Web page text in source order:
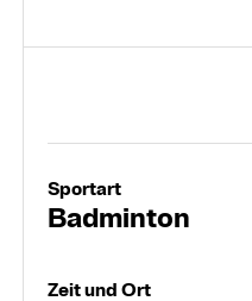
Badminton